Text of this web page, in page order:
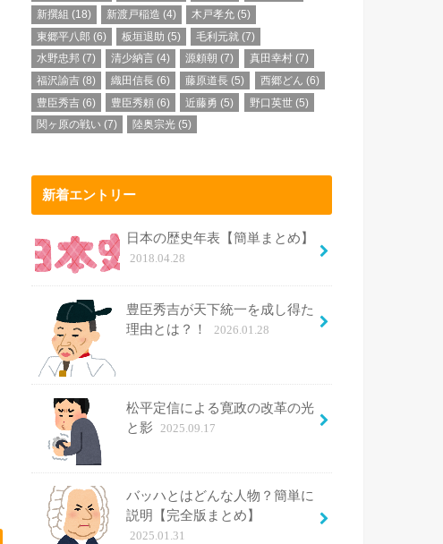
新撰組 (18) 新渡戸稲造 (4) 木戸孝允 (5)
東郷平八郎 (6) 板垣退助 (5) 毛利元就 (7)
水野忠邦 (7) 清少納言 (4) 源頼朝 (7) 真田幸村(7)
福沢諭吉 (8) 織田信長 (6) 藤原道長 (5) 西郷どん (6)
豊臣秀吉 (6) 豊臣秀頼 (6) 近藤勇 (5) 野口英世(5)
関ヶ原の戦い (7) 陸奥宗光 (5)
新着エントリー
日本の歴史年表【簡単まとめ】
2018.04.28
豊臣秀吉が天下統一を成し得た
理由とは？！
2026.01.28
松平定信による寛政の改革の光
と影
2025.09.17
バッハとはどんな人物？簡単に
説明【完全版まとめ】
2025.01.31